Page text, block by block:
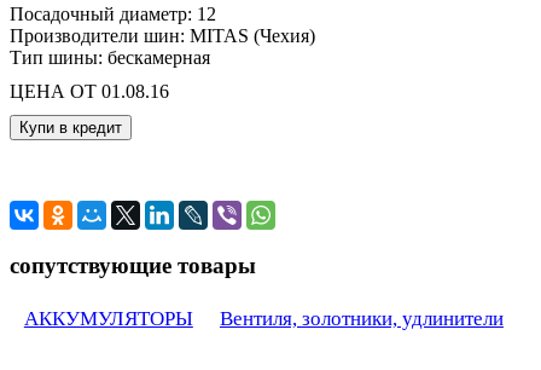
Посадочный диаметр: 12
Производители шин: MITAS (Чехия)
Тип шины: бескамерная
ЦЕНА ОТ 01.08.16
сопутствующие товары
АККУМУЛЯТОРЫ Вентиля, золотники, удлинители